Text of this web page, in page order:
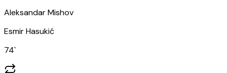
Aleksandar Mishov
Esmir Hasukić
74`